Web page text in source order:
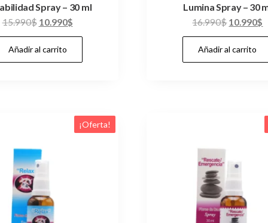
Spray – 30 ml
15.990$ El
precio
original
era:
10.990$El
precio
es:
Añadir al carrito
Lumina Spray – 30
16.990$El
precio
original
era:
10.990$
Añadir al carrito
¡Oferta!